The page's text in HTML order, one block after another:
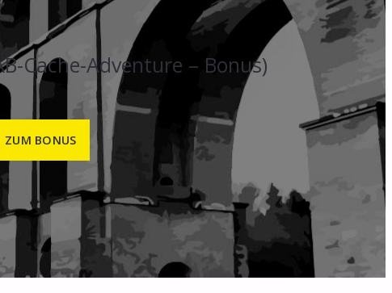
Cache-Adventure – Bonus)
ZUM BONUS